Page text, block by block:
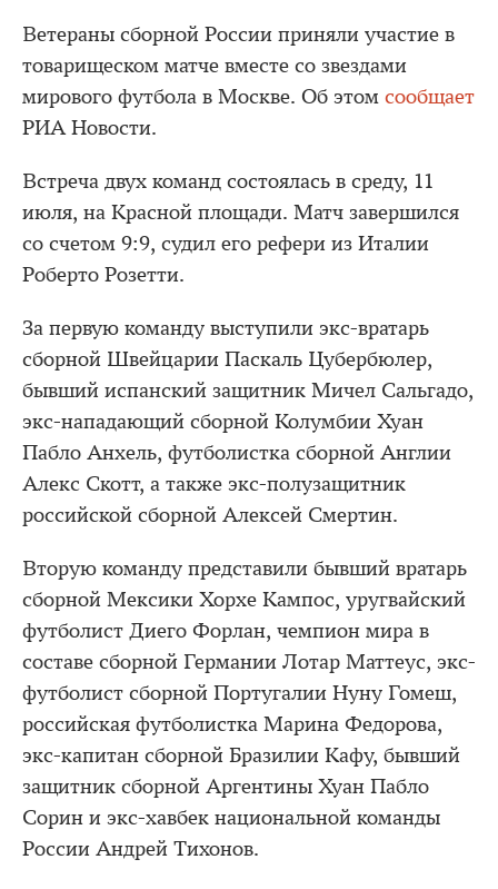
Ветераны сборной России приняли участие в
товарищеском матче вместе со звездами
мирового футбола в Москве. Об этом сообщает
РИА Новости.
Встреча двух команд состоялась в среду, 11
июля, на Красной площади. Матч завершился
со счетом 9:9, судил его рефери из Италии
Роберто Розетти.
За первую команду выступили экс-вратарь
сборной Швейцарии Паскаль Цубербюлер,
бывший испанский защитник Мичел Сальгадо,
экс-нападающий сборной Колумбии Хуан
Пабло Анхель, футболистка сборной Англии
Алекс Скотт, а также экс-полузащитник
российской сборной Алексей Смертин.
Вторую команду представили бывший вратарь
сборной Мексики Хорхе Кампос, уругвайский
футболист Диего Форлан, чемпион мира в
составе сборной Германии Лотар Маттеус, экс-
футболист сборной Португалии Нуну Гомеш,
российская футболистка Марина Федорова,
экс-капитан сборной Бразилии Кафу, бывший
защитник сборной Аргентины Хуан Пабло
Сорин и экс-хавбек национальной команды
России Андрей Тихонов.